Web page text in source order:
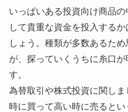
いっぱいある投資向け商品
して貴重な資金を投入する
しょう。種類が多数あるた
が、探っていくうちに糸口
す。
為替取引や株式投資に関し
時に買って高い時に売ると